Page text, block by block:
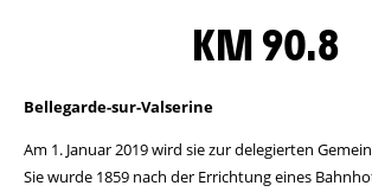
KM 90.8
Bellegarde-sur-Valserine
Am 1. Januar 2019 wird sie zur delegierten
Sie wurde 1859 nach der Errichtung eines